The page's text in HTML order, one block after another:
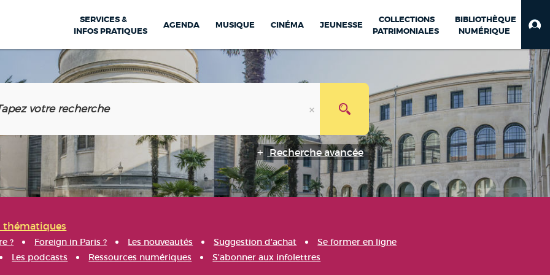
SERVICES &
INFOS PRATIQUES
AGENDA MUSIQUE CINÉMA JEUNESSE
COLLECTIONS
PATRIMONIALES
BIBLIOTHÈQUE
NUMÉRIQUE
Recherche avancée
thématiques
? Foreign in Paris ? Les nouveautés Suggestion d'achat
Se former en ligne
Les podcasts Ressources numériques S'abonner aux infolettres